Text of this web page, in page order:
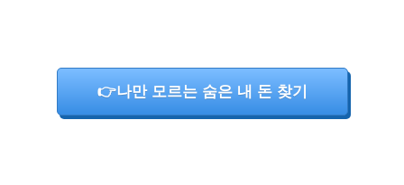
👉나만 모르는 숨은 내 돈 찾기